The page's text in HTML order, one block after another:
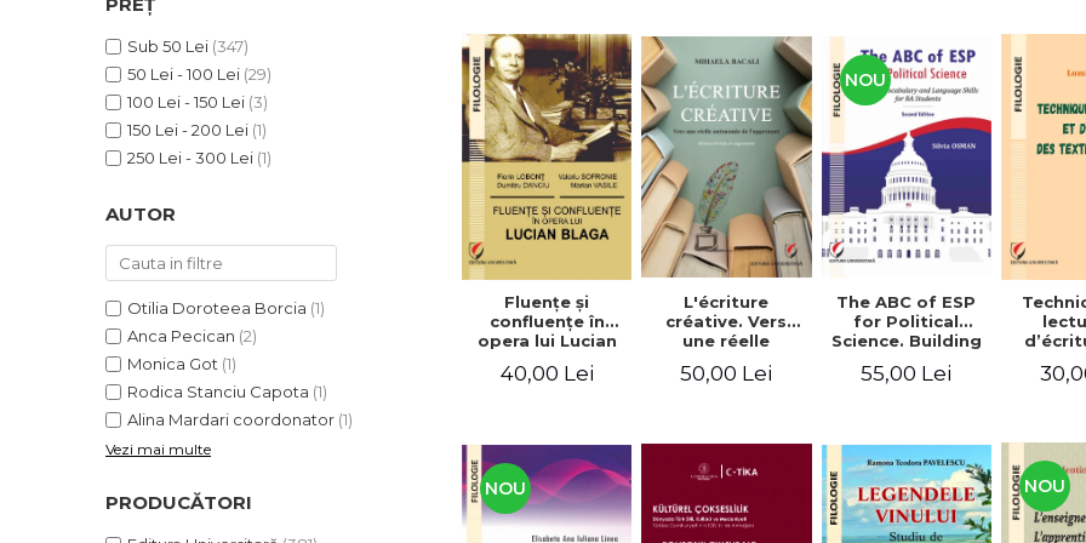
ADMINISTRATIVE
ȘTIINȚE ECONOMICE
ȘTIINȚE EXACTE
EDUCAȚIE FIZICĂ ȘI SPORT
PREUNIVERSITARIA
TIMP LIBER
PACHETE DE STUDIU
PROMOȚIILE LUNII
ULTIMELE EXEMPLARE
Cum Cumpăr
Politica de Retur
Formular de Retur
Distribuitori
Sub 50 Lei (347)
50 Lei - 100 Lei (29)
100 Lei - 150 Lei (3)
150 Lei - 200 Lei (1)
250 Lei - 300 Lei (1)
AUTOR
Otilia Doroteea Borcia (1)
Anca Pecican (2)
Monica Got (1)
Rodica Stanciu Capota (1)
Alina Mardari coordonator (1)
Vezi mai multe
PRODUCĂTORI
Fluenţe şi
confluenţe în
opera lui Lucian
40,00 Lei
L'écriture
créative. Vers
une réelle
l'apprenant, Éd.
50,00 Lei
NOU
The ABC of ESP
for Political
Science. Building
language skills
55,00 Lei
NOU NOU